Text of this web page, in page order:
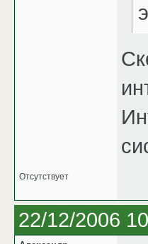
Отсутствует
22/12/2006